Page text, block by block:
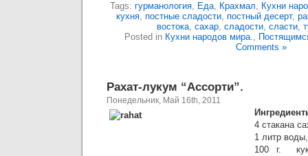
Tags: гурманология, Еда, Крахмал, Кухни
кухня, постные сладости, постный десерт,
востока, сахар, сладости, сласти,
Posted in Кухни народов мира.,
Comments »
Рахат-лукум “Ассорти”.
Понедельник, Май 16th, 2011
4 стакана
1 литр воды,
100 г.